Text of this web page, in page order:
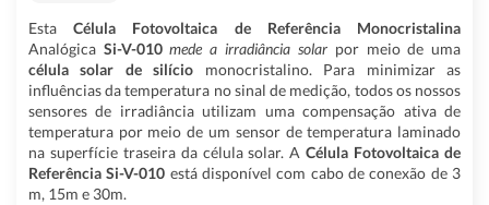
EstaCélula Fotovoltaica de Referência Monocristalina
Analógica Si-V-010 mede a irradiância solarpor meio de uma
célula solar de silício monocristalino. Para minimizar as
influências da temperatura no sinal de medição, todos os nossos
sensores de irradiância utilizam uma compensação ativa de
temperatura por meio de um sensor de temperatura laminado
na superfície traseira da célula solar. ACélula Fotovoltaica de
ReferênciaSi-V-010 está disponível com cabo de conexão de 3
m, 15m e 30m.